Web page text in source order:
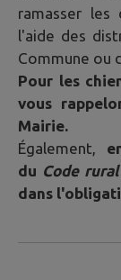
ramasser les
l'aide des
Commune ou
Pour les
vous
Mairie.
Également,
du Code
dans